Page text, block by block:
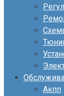
Акпп